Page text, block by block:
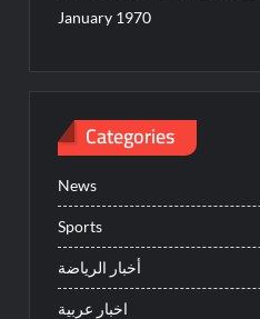
January 1970
Categories
News
Sports
أخبار الرياضة
اخبار عربية